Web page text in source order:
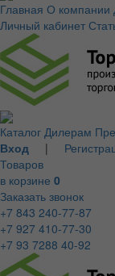
Главная О компании
Личный кабинет
Каталог Дилерам
Вход |
Товаров
в корзине 0
Заказать звонок
+7 843 240-77-87
+7 927 410-77-30
+7 93 7288 40-92